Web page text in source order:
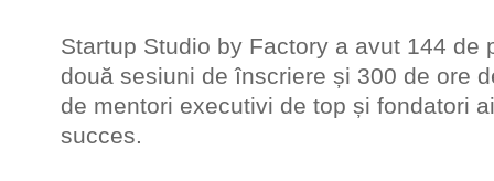
Startup Studio by Factory a avut 144 de
două sesiuni de înscriere și 300 de ore
de mentori executivi de top și fondatori
succes.